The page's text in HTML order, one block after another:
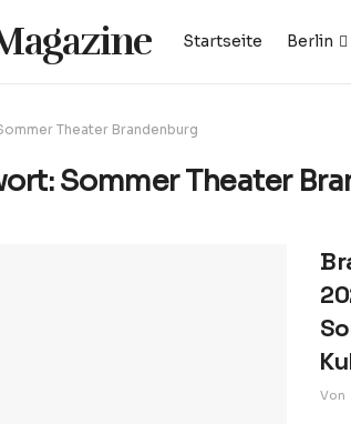
Startseite Berlin
Theater Brandenburg
Sommer Theater
Von